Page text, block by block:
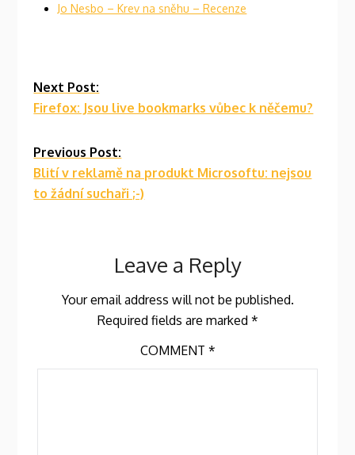
Jo Nesbo – Krev na sněhu – Recenze
Continue
Reading
Next Post:
Firefox: Jsou live bookmarks vůbec k něčemu?
Previous Post:
Blití v reklamě na produkt Microsoftu: nejsou
to žádní suchaři ;-)
Leave a Reply
Your email address will not be published.
Required fields are marked *
COMMENT *